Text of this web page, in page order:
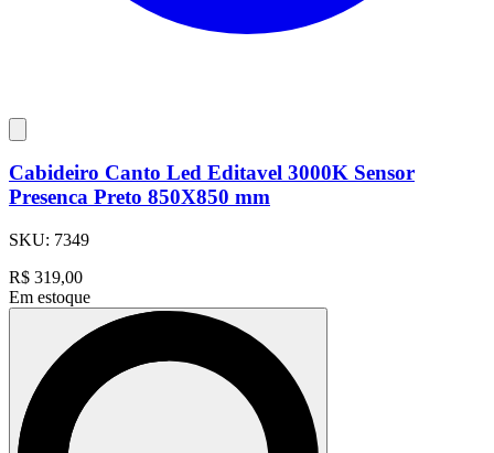
Cabideiro Canto Led Editavel 3000K Sensor
Presenca Preto 850X850 mm
SKU: 7349
R$ 319,00
Em estoque